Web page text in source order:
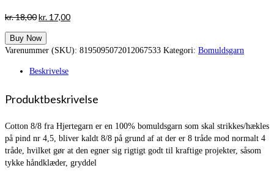
kr.18,00Den
pris
var:
kr. 17,00Den
er:
Buy Now
Varenummer (SKU): 8195095072012067533 Kategori: Bomuldsgarn
Beskrivelse
Produktbeskrivelse
Cotton 8/8 fra Hjertegarn er en 100% bomuldsgarn som skal strikkes/hækles
på pind nr 4,5, bliver kaldt 8/8 på grund af at der er 8 tråde mod normalt 4
tråde, hvilket gør at den egner sig rigtigt godt til kraftige projekter, såsom
tykke håndklæder, gryddel